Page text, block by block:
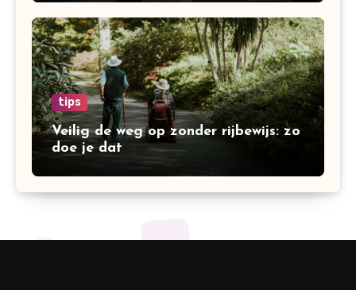
tips
Veilig de weg op zonder rijbewijs: zo
doe je dat